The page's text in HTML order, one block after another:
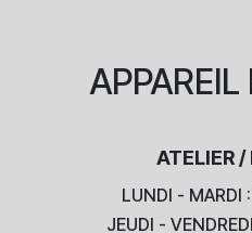
APPAREIL
ATELIER
LUNDI - MARDI
JEUDI -